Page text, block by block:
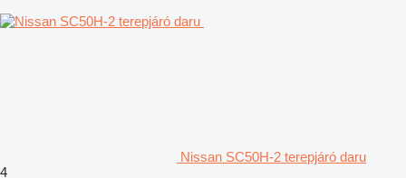
Nissan SC50H-2 terepjáró daru
4